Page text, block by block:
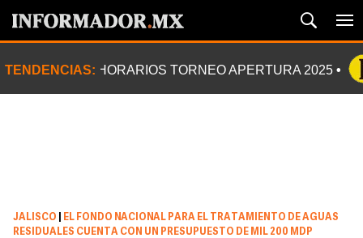
TENDENCIAS: HORARIOS TORNEO APERTURA 2025
JALISCO
EL FONDO NACIONAL PARA EL TRATAMIENTO DE AGUAS
RESIDUALES CUENTA CON UN PRESUPUESTO DE MIL 200 MDP